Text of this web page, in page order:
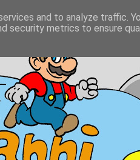
and to analyze traffic.
security metrics to ensure